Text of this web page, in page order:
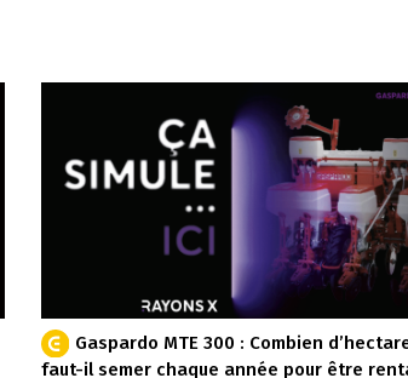
Gaspardo MTE 300 : Combien
faut-il semer chaque année pour être